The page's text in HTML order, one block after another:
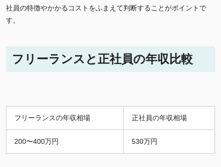
社員の特徴やかかるコストをふまえて判断することがポイントで
す。
フリーランスと正社員の年収比較
フリーランスの年収相場 正社員の年収相場
200〜400万円 530万円